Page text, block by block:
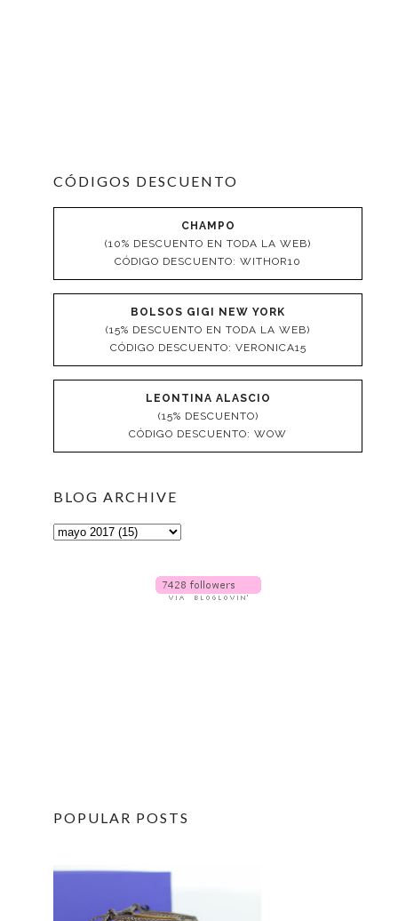
CÓDIGOS DESCUENTO
CHAMPO
(10% DESCUENTO EN TODA LA WEB)
CÓDIGO DESCUENTO: WITHOR10
BOLSOS GIGI NEW YORK
(15% DESCUENTO EN TODA LA WEB)
CÓDIGO DESCUENTO: VERONICA15
LEONTINA ALASCIO
(15% DESCUENTO)
CÓDIGO DESCUENTO: WOW
BLOG ARCHIVE
POPULAR POSTS